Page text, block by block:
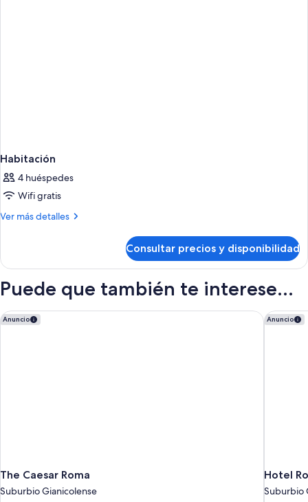
Habitación
4 huéspedes
Wifi gratis
Ver más detalles
Más
Consultar precios y disponibilidad
Puede que también te interese...
Anuncio
The Caesar Roma
Suburbio Gianicolense
The Caesar Roma Anuncio
Hotel
Suburbio
Hotel